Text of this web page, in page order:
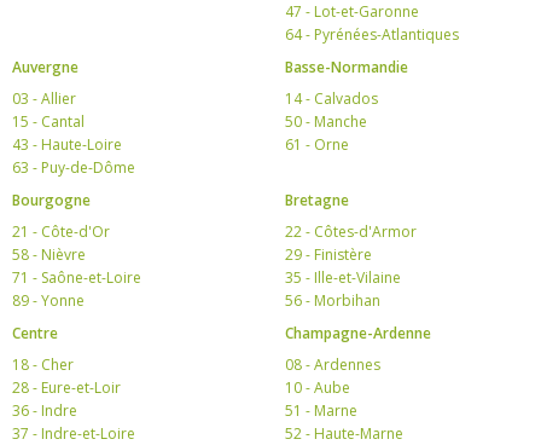
47 - Lot-et-Garonne
64 - Pyrénées-Atlantiques
Auvergne
03 - Allier
15 - Cantal
43 - Haute-Loire
63 - Puy-de-Dôme
Basse-Normandie
14 - Calvados
50 - Manche
61 - Orne
Bourgogne
21 - Côte-d'Or
58 - Nièvre
71 - Saône-et-Loire
89 - Yonne
Bretagne
22 - Côtes-d'Armor
29 - Finistère
35 - Ille-et-Vilaine
56 - Morbihan
Centre
18 - Cher
28 - Eure-et-Loir
36 - Indre
37 - Indre-et-Loire
Champagne-Ardenne
08 - Ardennes
10 - Aube
51 - Marne
52 - Haute-Marne